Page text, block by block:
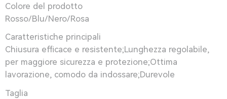
Colore del prodotto
Rosso/Blu/Nero/Rosa
Caratteristiche principali
Chiusura efficace e resistente;Lunghezza regolabile,
per maggiore sicurezza e protezione;Ottima
lavorazione, comodo da indossare;Durevole
Taglia